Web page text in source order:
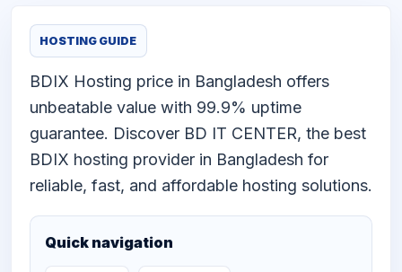
HOSTING GUIDE
BDIX Hosting price in Bangladesh offers
unbeatable value with 99.9% uptime
guarantee. Discover BD IT CENTER, the best
BDIX hosting provider in Bangladesh for
reliable, fast, and affordable hosting solutions.
Quick navigation